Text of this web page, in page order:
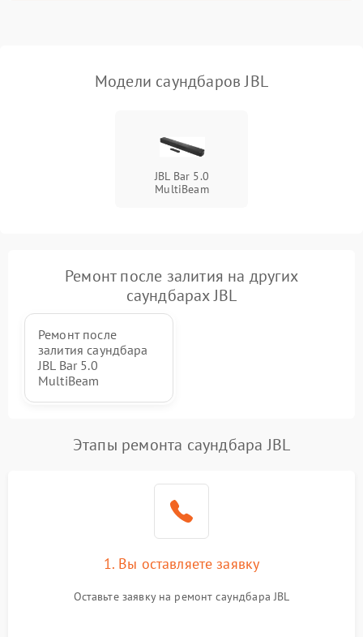
500 ₽ Подробнее →
500 ₽
Модели саундбаров JBL
JBL Bar 5.0
MultiBeam
Ремонт после залития на других
саундбарах JBL
Ремонт после
залития саундбара
JBL Bar 5.0
MultiBeam
Этапы ремонта саундбара JBL
1. Вы оставляете заявку
Оставьте заявку на ремонт саундбара JBL